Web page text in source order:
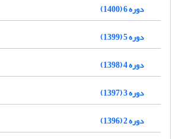
دوره 6 (1400)
دوره 5 (1399)
دوره 4 (1398)
دوره 3 (1397)
دوره 2 (1396)